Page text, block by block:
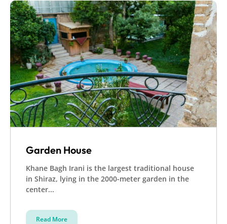
Garden House
Khane Bagh Irani is the largest traditional house
in Shiraz, lying in the 2000-meter garden in the
center...
Read More